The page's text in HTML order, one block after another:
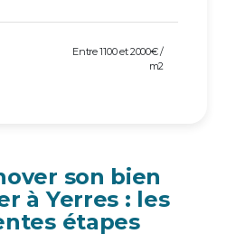
Entre 1100 et 2000€ /
m2
son bien
à Yerres : les
étapes